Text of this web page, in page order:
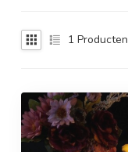
1 Producten